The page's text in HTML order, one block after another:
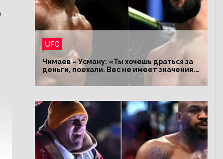
UFC
Чимаев – Усману: «Ты хочешь драться за
деньги, поехали. Вес не имеет значения.
Я – король»